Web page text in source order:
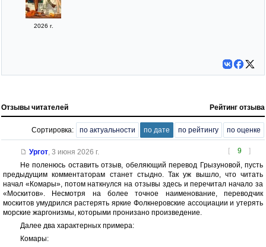
2026 г.
Отзывы читателей Рейтинг отзыва
Сортировка: по актуальности по дате по рейтингу по оценке
[ 9 ]
Ургот, 3 июня 2026 г.
Не поленюсь оставить отзыв, обеляющий перевод Грызуновой, пусть
предыдущим комментаторам станет стыдно. Так уж вышло, что читать
начал «Комары», потом наткнулся на отзывы здесь и перечитал начало за
«Москитов». Несмотря на более точное наименование, переводчик
москитов умудрился растерять яркие Фолкнеровские ассоциации и утерять
морские жаргонизмы, которыми пронизано произведение.
Далее два характерных примера:
Комары: